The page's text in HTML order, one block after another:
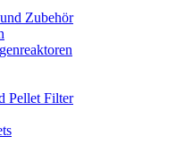
Zubehör
Pellet Filter